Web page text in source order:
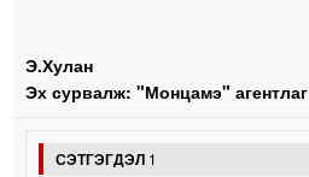
Э.Хулан
Эх сурвалж: "Монцамэ" агентлаг
СЭТГЭГДЭЛ 1